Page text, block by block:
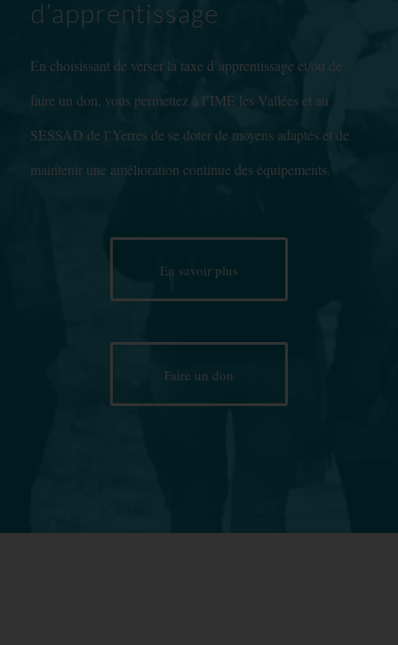
d’apprentissage
En choisissant de verser la taxe d’apprentissage et/ou de
faire un don, vous permettez à l’IME les Vallées et au
SESSAD de l’Yerres de se doter de moyens adaptés et de
maintenir une amélioration continue des équipements.
En savoir plus
Faire un don